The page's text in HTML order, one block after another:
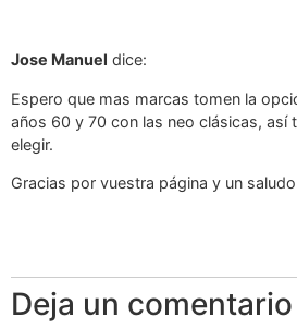
Jose Manuel dice:
Espero que mas marcas tomen la
años 60 y 70 con las neo clásicas, así
elegir.
Gracias por vuestra página y un
Deja un comentario